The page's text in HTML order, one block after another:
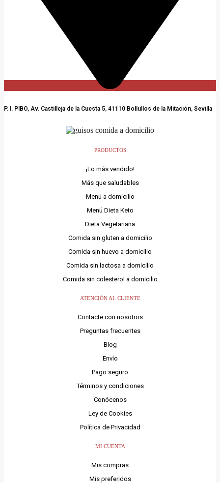
P. I. PIBO, Av. Castilleja de la Cuesta 5, 41110 Bollullos de la Mitación, Sevilla
PRODUCTOS
¡Lo más vendido!
Más que saludables
Menú a domicilio
Menú Dieta Keto
Dieta Vegetariana
Comida sin gluten a domicilio
Comida sin huevo a domicilio
Comida sin lactosa a domicilio
Comida sin colesterol a domicilio
ATENCIÓN AL CLIENTE
Contacte con nosotros
Preguntas frecuentes
Blog
Envío
Pago seguro
Términos y condiciones
Conócenos
Ley de Cookies
Política de Privacidad
MI CUENTA
Mis compras
Mis preferidos